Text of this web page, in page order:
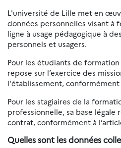
L'université de Lille met en
données personnelles visant à
ligne à usage pédagogique à
personnels et usagers.
Pour les étudiants de
repose sur l’exercice des
l'établissement, conformément
Pour les stagiaires de la
professionnelle, sa base légale
contrat, conformément à
Quelles sont les données